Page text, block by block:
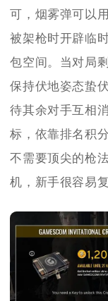
可，烟雾弹可以
被架枪时开辟临
包空间。当对局
保持伏地姿态蛰
待其余对手互相
标，依靠排名积
不需要顶尖的枪
机，新手很容易